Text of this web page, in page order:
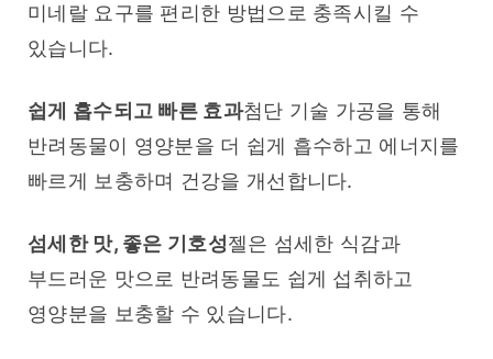
미네랄 요구를 편리한 방법으로 충족시킬 수
있습니다.
쉽게 흡수되고 빠른 효과첨단 기술 가공을 통해
반려동물이 영양분을 더 쉽게 흡수하고 에너지를
빠르게 보충하며 건강을 개선합니다.
섬세한 맛, 좋은 기호성젤은 섬세한 식감과
부드러운 맛으로 반려동물도 쉽게 섭취하고
영양분을 보충할 수 있습니다.